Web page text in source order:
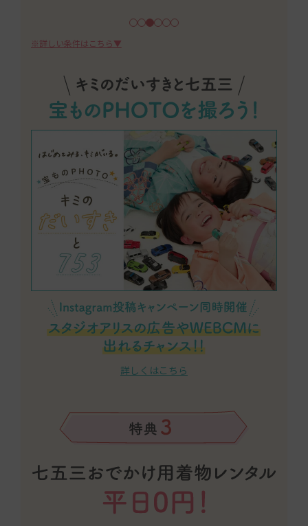
※詳しい条件はこちら▼
詳しくはこちら